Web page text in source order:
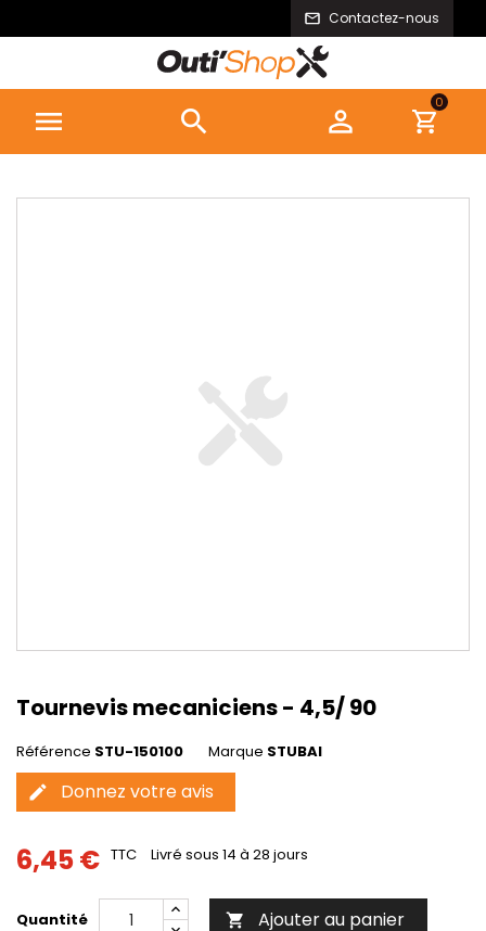
Contactez-nous
  
0
Tournevis mecaniciens - 4,5/ 90
Référence STU-150100 Marque STUBAI
edit Donnez votre avis
6,45 € TTC Livré sous 14 à 28 jours
Quantité  Ajouter au panier